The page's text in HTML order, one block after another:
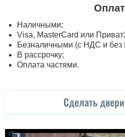
Наличными;
Visa, MasterСard или
Безналичными (с НДС и
В рассрочку;
Оплата частями.
Сделать